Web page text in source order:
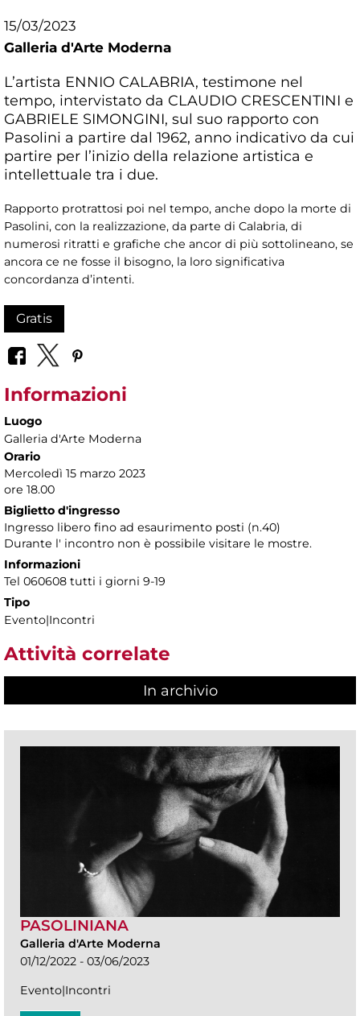
15/03/2023
Galleria d'Arte Moderna
L’artista ENNIO CALABRIA, testimone nel
tempo, intervistato da CLAUDIO CRESCENTINI e
GABRIELE SIMONGINI, sul suo rapporto con
Pasolini a partire dal 1962, anno indicativo da cui
partire per l’inizio della relazione artistica e
intellettuale tra i due.
Rapporto protrattosi poi nel tempo, anche dopo la morte di
Pasolini, con la realizzazione, da parte di Calabria, di
numerosi ritratti e grafiche che ancor di più sottolineano, se
ancora ce ne fosse il bisogno, la loro significativa
concordanza d’intenti.
Gratis
Informazioni
Luogo
Galleria d'Arte Moderna
Orario
Mercoledì 15 marzo 2023
ore 18.00
Biglietto d'ingresso
Ingresso libero fino ad esaurimento posti (n.40)
Durante l' incontro non è possibile visitare le mostre.
Informazioni
Tel 060608 tutti i giorni 9-19
Tipo
Evento|Incontri
Attività correlate
In archivio
PASOLINIANA
Galleria d'Arte Moderna
01/12/2022 - 03/06/2023
Evento|Incontri